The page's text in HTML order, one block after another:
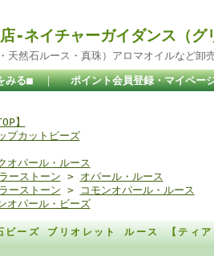
-ネイチャーガイダンス（グ
然石ルース・真珠）アロマオイルなど卸
みる■ ｜ ポイント会員登録・マイペー
】
プカットビーズ
オパール・ルース
ーストーン > オパール・ルース
ーストーン >
コモンオパール・ルース
オパール・ビーズ
ビーズ ブリオレット ルース 【ティ